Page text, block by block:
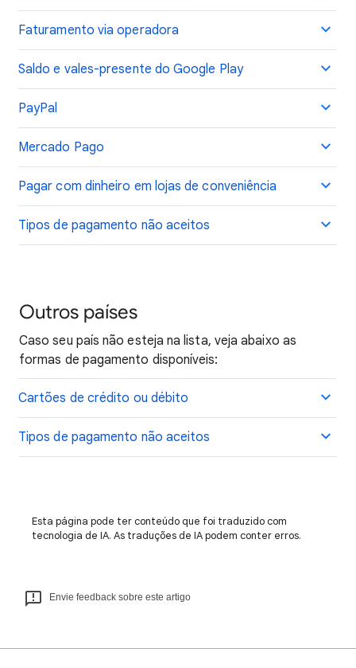
Faturamento via operadora
Saldo e vales-presente do Google Play
PayPal
Mercado Pago
Pagar com dinheiro em lojas de conveniência
Tipos de pagamento não aceitos
Outros países
Caso seu país não esteja na lista, veja abaixo as
formas de pagamento disponíveis:
Cartões de crédito ou débito
Tipos de pagamento não aceitos
Esta página pode ter conteúdo que foi traduzido com
tecnologia de IA. As traduções de IA podem conter erros.
Envie feedback sobre este artigo